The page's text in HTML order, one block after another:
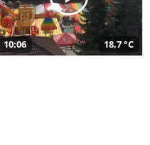
10:06 18,7 °C